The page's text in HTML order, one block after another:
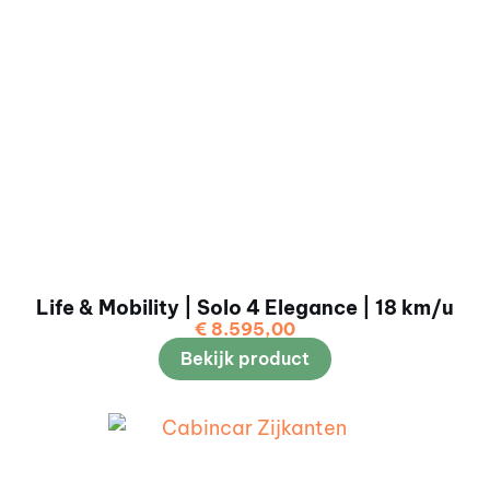
Life & Mobility | Solo 4 Elegance | 18 km/u
€ 8.595,00
Bekijk product